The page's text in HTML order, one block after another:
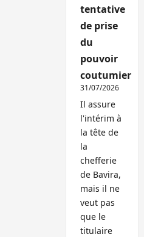
tentative
de prise
du
pouvoir
coutumier
31/07/2026
Il assure
l'intérim à
la tête de
la
chefferie
de Bavira,
mais il ne
veut pas
que le
titulaire